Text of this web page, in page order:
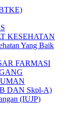
KESEHATAN
Yang Baik
FARMASI
DAN Skpl-A)
(IUJP)